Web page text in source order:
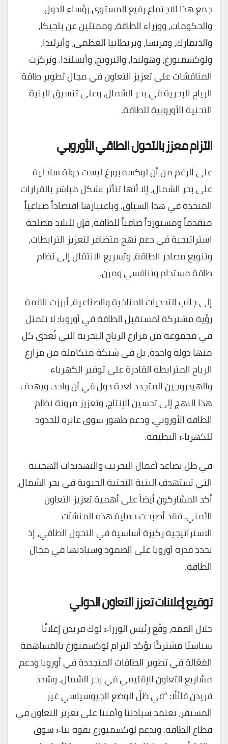
جمع هذا الاجتماع رفيع المستوى رؤساء الدول
والحكومات، ووزراء الطاقة، وممثلين عن بلجيكا،
والدنمارك، وفرنسا، وبريطانيا العظمى، وأيرلندا،
ولوكسمبورغ، وهولندا، والنرويج، وأيسلندا. وتركزت
المناقشات على تعزيز التعاون في مجال تطوير طاقة
الرياح البحرية في بحر الشمال، وعلى تنسيق البنية
التحتية الأوروبية للطاقة.
التزام معزز بالتحول الطاقي الأوروبي
على الرغم من أن لوكسمبورغ ليست دولة ساحلية
على بحر الشمال، إلا أنها تتأثر بشكل مباشر بالقرارات
المتخذة في هذا السياق. وباعتبارها اقتصاداً صناعياً
متقدماً ومستورداً صافياً للطاقة، فإن للبلاد مصلحة
استراتيجية في دعم نهج متضافر لتعزيز الترابطات،
وتنويع مصادر الطاقة، وتسريع الانتقال إلى نظام
طاقة مستدام وتنافسي ومرن.
إلى جانب التحديات المناخية والصناعية، أبرزت القمة
رؤية مشتركة لمستقبل الطاقة في أوروبا: لا تتمثل
في مجموعة من مزارع الرياح البحرية التي تُغذي كل
منها دولة واحدة، بل في شبكة متكاملة من مزارع
الرياح المترابطة القادرة على توفير الكهرباء
والهيدروجين المتجدد لعدة دول في آن واحد. ويهدف
هذا النهج إلى تحسين الإنتاج، وتعزيز مرونة نظام
الطاقة الأوروبي، ودعم ظهور سوق عابرة للحدود
للكهرباء النظيفة.
في ظل تصاعد أعمال التخريب والتهديدات الهجينة
التي تستهدف البنية التحتية الحيوية في بحر الشمال،
أكد المشاركون أيضاً على أهمية تعزيز التعاون
الأمني. فقد أصبحت حماية هذه المنشآت
الاستراتيجية ركيزة أساسية في التحول الطاقي، إذ
تحدد قدرة أوروبا على الصمود وسيادتها في مجال
الطاقة.
توقيع إعلانات تعزز التعاون الدولي
خلال القمة، وقّع رئيس الوزراء لوك فريدن إعلانًا
سياسيًا مشتركًا يؤكد التزام لوكسمبورغ بالمساهمة
الفعّالة في تطوير الطاقات المتجددة في أوروبا ودعم
مشاريع التعاون الإقليمي في بحر الشمال. وشدد
فريدن قائلًا: “في ظلّ الوضع الجيوسياسي غير
المستقر، تعتمد سيادتنا وأمننا على تعزيز التعاون في
قطاع الطاقة. وتدعم لوكسمبورغ بقوة بناء سوق